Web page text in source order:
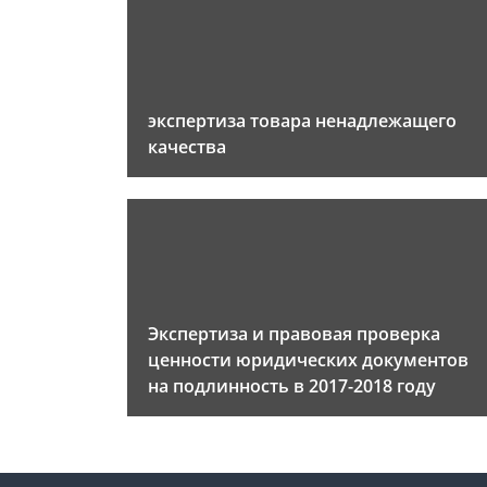
экспертиза товара ненадлежащего
качества
Экспертиза и правовая проверка
ценности юридических документов
на подлинность в 2017-2018 году